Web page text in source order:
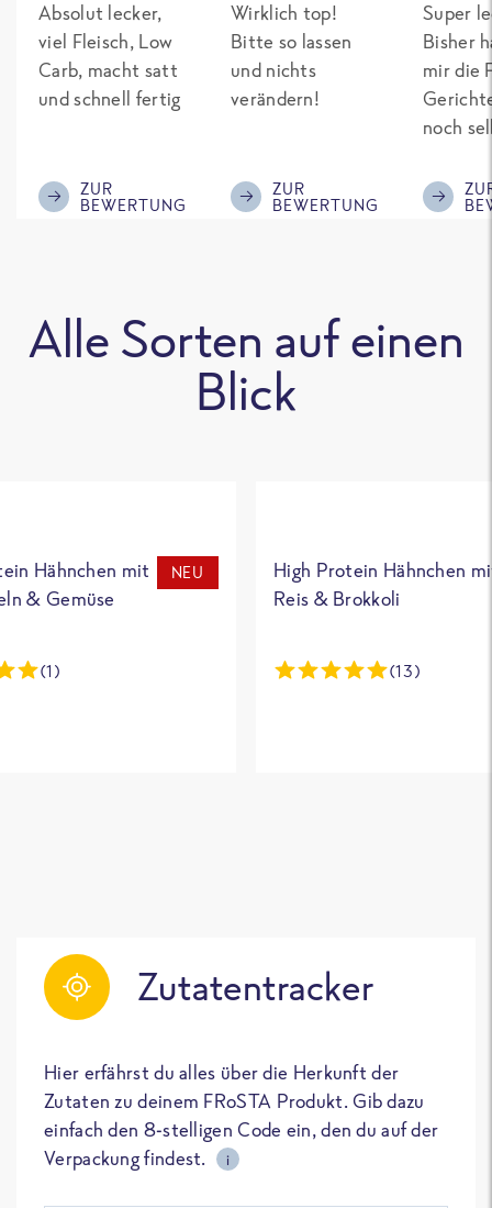
Absolut lecker,
viel Fleisch, Low
Carb, macht satt
und schnell fertig
ZUR
BEWERTUNG
Wirklich top!
Bitte so lassen
und nichts
verändern!
ZUR
BEWERTUNG
Super
Bisher
mir die
noch
Eiweiß.
was
Alle Sorten auf einen
Blick
Hähnchen mit
& Gemüse
NEU
(1)
High Protein Hähnchen
Reis & Brokkoli
(13)
Zutatentracker
Hier erfährst du alles über die Herkunft der
Zutaten zu deinem FRoSTA Produkt. Gib dazu
einfach den 8-stelligen Code ein, den du auf der
Verpackung findest.
i